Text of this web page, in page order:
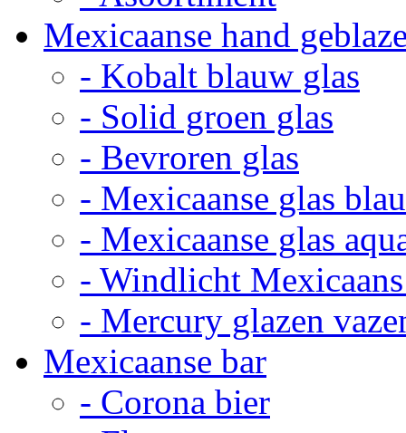
Mexicaanse hand
- Kobalt blauw glas
- Solid groen glas
- Bevroren glas
- Mexicaanse glas
- Mexicaanse glas
- Windlicht
- Mercury glazen
Mexicaanse bar
- Corona bier